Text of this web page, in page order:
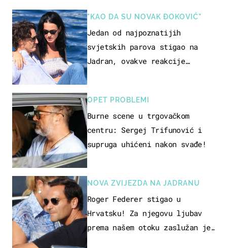
"KAO DA SU NOVAK ĐOKOVIĆ"
Jedan od najpoznatijih
svjetskih parova stigao na
Jadran, ovakve reakcije
OPET PROBLEMI
Burne scene u trgovačkom
centru: Sergej Trifunović i
supruga uhićeni nakon svađe!
NOVA ZVIJEZDA NA JADRANU
Roger Federer stigao u
Hrvatsku! Za njegovu ljubav
prema našem otoku zaslužan je